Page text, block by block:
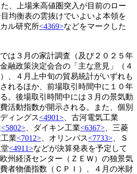
、上場来高値圏突入が目前のロー
均衡表の雲抜けでいよいよ本領を
ル研究所<4369>などをマークした
は３月の家計調査（及び２０２５年
融政策決定会合の「主な意見」（４
、４月上中旬の貿易統計がいずれも
れるほか、前場取引時間中に１０年
。後場取引時間中には３月の景気動
活動指数が開示される。また、個別
ィングス<4901> 、古河電気工業
<5802> 、ダイキン工業<6367> 、三菱
工業<7012> 、オリンパス<7733> 、Ｓ
堂<4911>などが決算発表を予定して
州経済センター（ＺＥＷ）の独景気
者物価指数（ＣＰＩ）、４月の米財